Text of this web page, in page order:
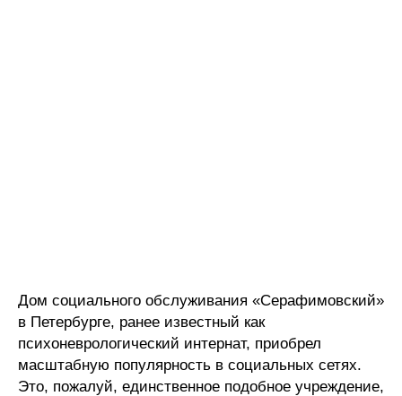
Дом социального обслуживания «Серафимовский»
в Петербурге, ранее известный как
психоневрологический интернат, приобрел
масштабную популярность в социальных сетях.
Это, пожалуй, единственное подобное учреждение,